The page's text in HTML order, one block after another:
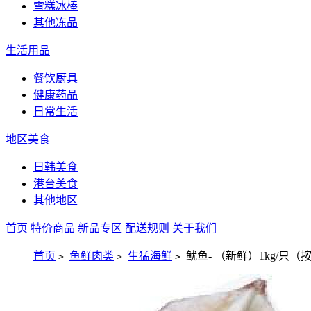
雪糕冰棒
其他冻品
生活用品
餐饮厨具
健康药品
日常生活
地区美食
日韩美食
港台美食
其他地区
首页 特价商品 新品专区 配送规则 关于我们
首页 > 鱼鲜肉类 > 生猛海鲜 > 鱿鱼- （新鲜）1kg/只（